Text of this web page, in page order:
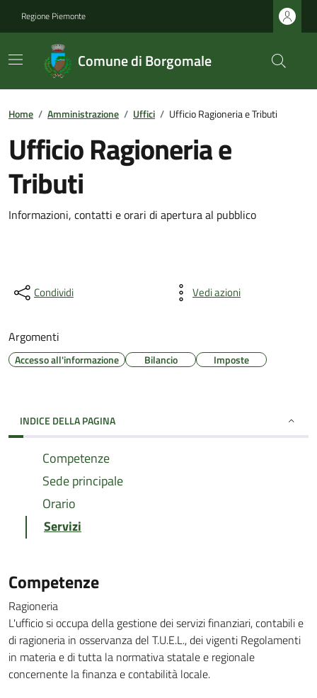
Regione Piemonte
Comune di Borgomale
Home / Amministrazione / Uffici / Ufficio Ragioneria e Tributi
Ufficio Ragioneria e
Tributi
Informazioni, contatti e orari di apertura al pubblico
Condividi Vedi azioni
Argomenti
Accesso all'informazione Bilancio Imposte
INDICE DELLA PAGINA
Competenze
Sede principale
Orario
Servizi
Competenze
Ragioneria
L'ufficio si occupa della gestione dei servizi finanziari, contabili e
di ragioneria in osservanza del T.U.E.L., dei vigenti Regolamenti
in materia e di tutta la normativa statale e regionale
concernente la finanza e contabilità locale.